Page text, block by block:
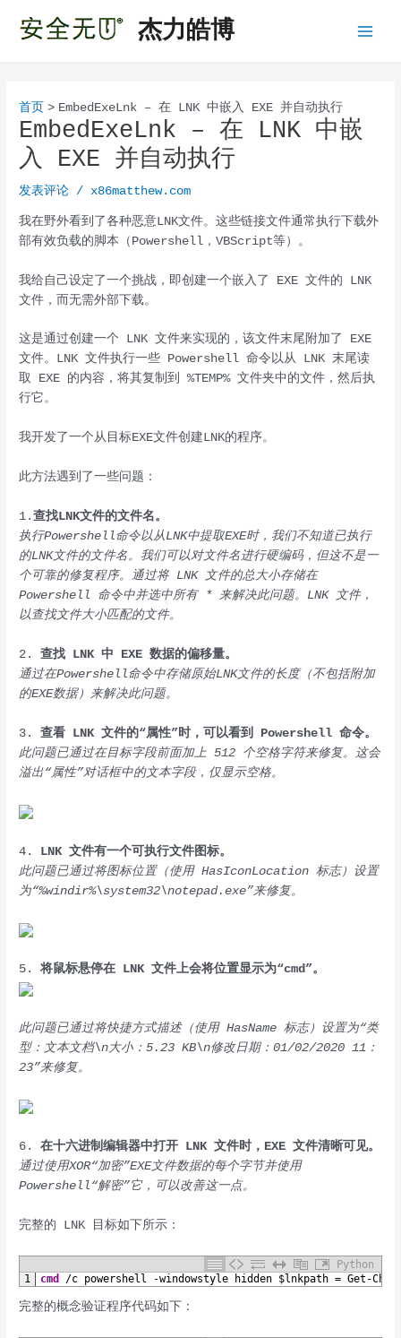
杰力皓博
首页 EmbedExeLnk – 在 LNK 中嵌入 EXE 并自动执行
EmbedExeLnk – 在 LNK 中嵌
入 EXE 并自动执行
发表评论 / x86matthew.com
我在野外看到了各种恶意LNK文件。这些链接文件通常执行下载外
部有效负载的脚本（Powershell，VBScript等）。
我给自己设定了一个挑战，即创建一个嵌入了 EXE 文件的 LNK
文件，而无需外部下载。
这是通过创建一个 LNK 文件来实现的，该文件末尾附加了 EXE
文件。LNK 文件执行一些 Powershell 命令以从 LNK 末尾读
取 EXE 的内容，将其复制到 %TEMP% 文件夹中的文件，然后执
行它。
我开发了一个从目标EXE文件创建LNK的程序。
此方法遇到了一些问题：
1.查找LNK文件的文件名。
执行Powershell命令以从LNK中提取EXE时，我们不知道已执行
的LNK文件的文件名。我们可以对文件名进行硬编码，但这不是一
个可靠的修复程序。通过将 LNK 文件的总大小存储在
Powershell 命令中并选中所有 * 来解决此问题。LNK 文件，
以查找文件大小匹配的文件。
2.查找 LNK 中 EXE 数据的偏移量。
通过在Powershell命令中存储原始LNK文件的长度（不包括附加
的EXE数据）来解决此问题。
3.查看 LNK 文件的“属性”时，可以看到 Powershell 命令。
此问题已通过在目标字段前面加上 512 个空格字符来修复。这会
溢出“属性”对话框中的文本字段，仅显示空格。
4. LNK 文件有一个可执行文件图标。
此问题已通过将图标位置（使用 HasIconLocation 标志）设置
为“%windir%\system32\notepad.exe”来修复。
5.将鼠标悬停在 LNK 文件上会将位置显示为“cmd”。
此问题已通过将快捷方式描述（使用 HasName 标志）设置为“类
型：文本文档\n大小：5.23 KB\n修改日期：01/02/2020 11：
23”来修复。
6.在十六进制编辑器中打开 LNK 文件时，EXE 文件清晰可见。
通过使用XOR“加密”EXE文件数据的每个字节并使用
Powershell“解密”它，可以改善这一点。
完整的 LNK 目标如下所示：
Python
1
cmd /c powershell -windowstyle hidden $lnkpath = Get -
完整的概念验证程序代码如下：